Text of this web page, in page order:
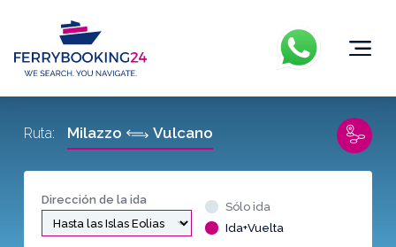
Dirección de la ida
Sólo ida
Ida+Vuelta
Ruta: Milazzo Vulcano